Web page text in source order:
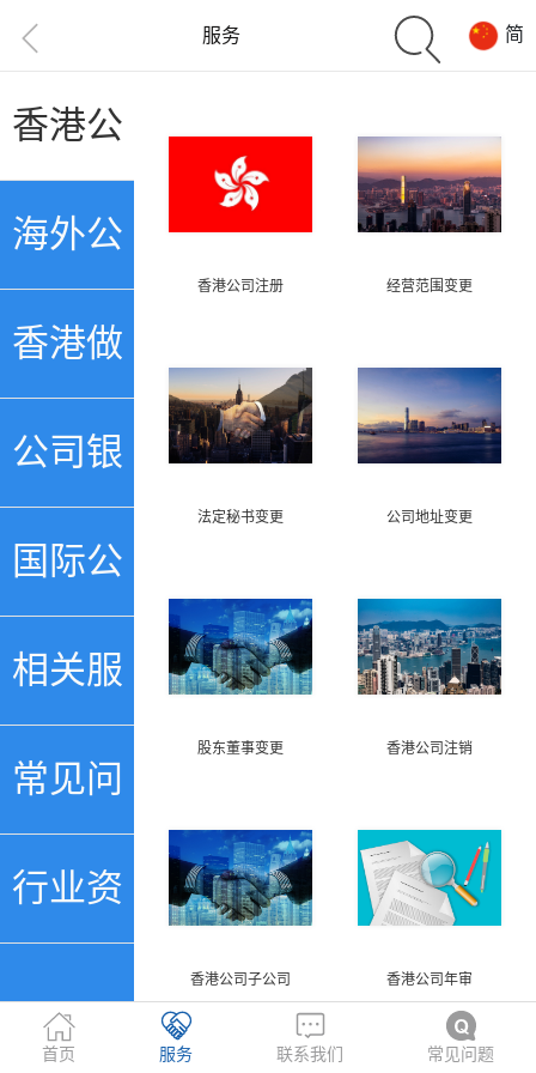
服务 简
香港公
司注册
海外公
司注册
香港做
账审计
公司银
行账号
国际公
证
相关服
务
常见问
题
行业资
讯
香港公司注册 经营范围变更
法定秘书变更 公司地址变更
股东董事变更 香港公司注销
香港公司子公司 香港公司年审
首页 服务 联系我们 常见问题